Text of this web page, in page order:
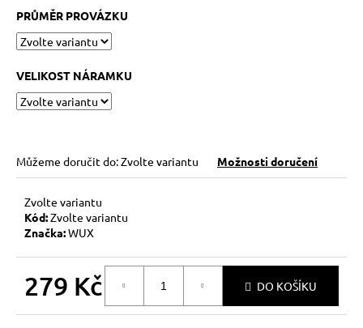
PRŮMĚR PROVÁZKU
VELIKOST NÁRAMKU
Můžeme doručit do:Zvolte variantu Možnosti doručení
Zvolte variantu
Kód:Zvolte variantu
Značka:WUX
279 Kč DO KOŠÍKU
119
Kč
Původně:
149